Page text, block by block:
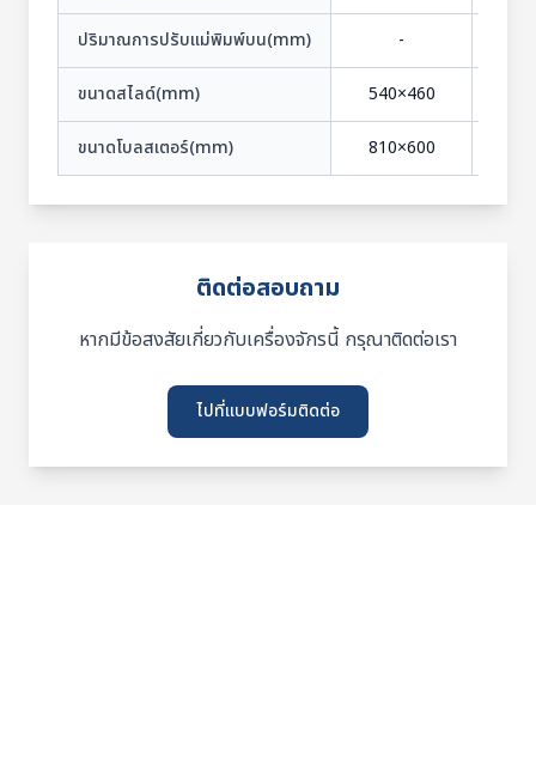
ปริมาณการปรับแม่พิมพ์บน(mm) -
ขนาดสไลด์(mm) 540×460
ขนาดโบลสเตอร์(mm) 810×600
ติดต่อสอบถาม
หากมีข้อสงสัยเกี่ยวกับเครื่องจักรนี้ กรุณาติดต่อเรา
ไปที่แบบฟอร์มติดต่อ